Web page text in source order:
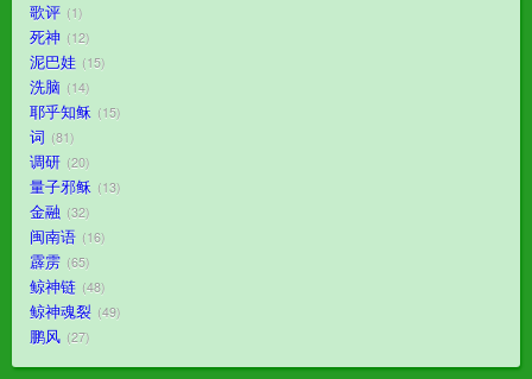
歌评 1
死神 12
泥巴娃 15
洗脑 14
耶乎知稣 15
词 81
调研 20
量子邪稣 13
金融 32
闽南语 16
霹雳 65
鲸神链 48
鲸神魂裂 49
鹏风 27